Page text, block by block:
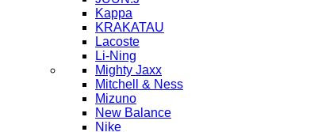
Kappa
KRAKATAU
Lacoste
Li-Ning
Mighty Jaxx
Mitchell & Ness
Mizuno
New Balance
Nike